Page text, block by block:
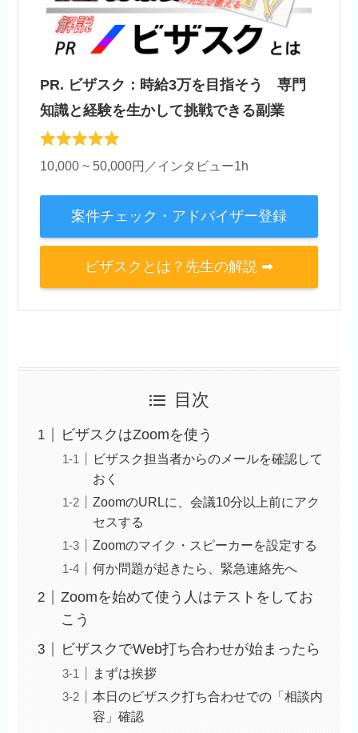
PR. ビザスク：時給3万を目指そう 専門
知識と経験を生かして挑戦できる副業
10,000 ~ 50,000円／インタビュー1h
案件チェック・アドバイザー登録
ビザスクとは？先生の解説 ➡
目次
ビザスクはZoomを使う
ビザスク担当者からのメールを確認して
おく
ZoomのURLに、会議10分以上前にアク
セスする
Zoomのマイク・スピーカーを設定する
何か問題が起きたら、緊急連絡先へ
Zoomを始めて使う人はテストをしてお
こう
ビザスクでWeb打ち合わせが始まったら
まずは挨拶
本日のビザスク打ち合わせでの「相談内
容」確認